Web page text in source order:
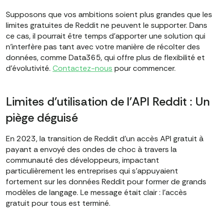
Supposons que vos ambitions soient plus grandes que les
limites gratuites de Reddit ne peuvent le supporter. Dans
ce cas, il pourrait être temps d'apporter une solution qui
n'interfère pas tant avec votre manière de récolter des
données, comme Data365, qui offre plus de flexibilité et
d'évolutivité. Contactez-nous pour commencer.
Limites d'utilisation de l'API Reddit : Un
piège déguisé
En 2023, la transition de Reddit d'un accès API gratuit à
payant a envoyé des ondes de choc à travers la
communauté des développeurs, impactant
particulièrement les entreprises qui s'appuyaient
fortement sur les données Reddit pour former de grands
modèles de langage. Le message était clair : l'accès
gratuit pour tous est terminé.